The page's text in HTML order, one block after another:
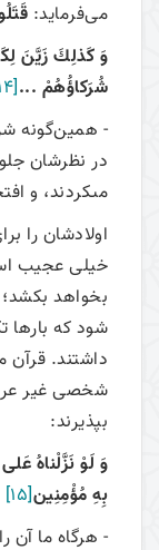
می‌فرماید:
وَ كَذلِكَ زَيَّنَ
شُرَكاؤُهُمْ ...[14]
- همین‌گونه
در نظرشان
مى‏كردند، و
اولادشان را
خیلی عجیب
بخواهد
شود که
داشتند. قرآن
شخصی غیر
بپذیرند:
وَ لَوْ نَزَّلْناهُ
بِهِ مُؤْمِنِين[15]
- هر‌گاه ما آن